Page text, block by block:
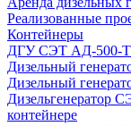
Реализованные
Контейнеры
ДГУ СЭТ АД-500-
Дизельный
Дизельный
Дизельгенератор
контейнере